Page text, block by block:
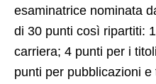
esaminatrice nominata
di 30 punti così ripartiti:
carriera; 4 punti per i
punti per pubblicazioni